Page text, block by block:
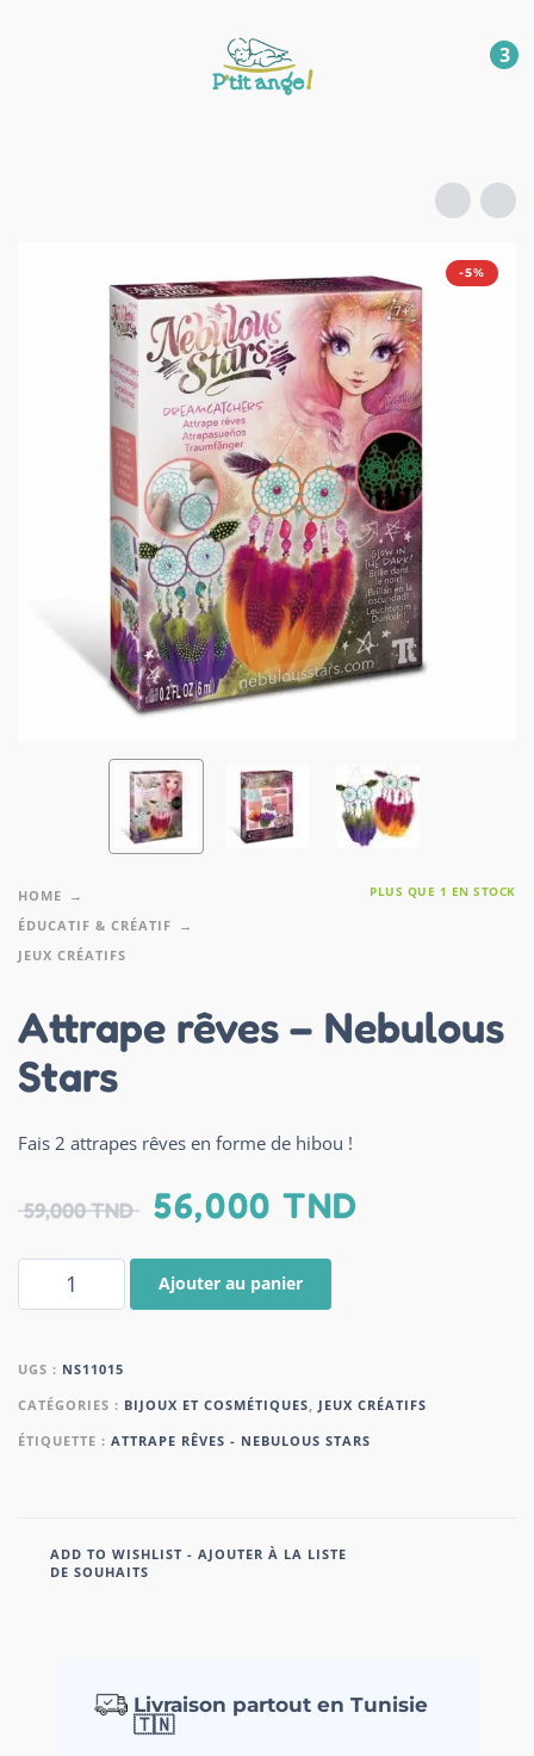
3
-5%
HOME
ÉDUCATIF & CRÉATIF
JEUX CRÉATIFS
PLUS QUE 1 EN STOCK
Attrape rêves – Nebulous
Stars
Fais 2 attrapes rêves en forme de hibou !
59,000TND 56,000 TND
Ajouter au panier
UGS : NS11015
CATÉGORIES : BIJOUX ET COSMÉTIQUES
JEUX CRÉATIFS
ÉTIQUETTE : ATTRAPE RÊVES - NEBULOUS STARS
ADD TO WISHLIST - AJOUTER À LA LISTE
DE SOUHAITS
Livraison partout en Tunisie
🇹🇳